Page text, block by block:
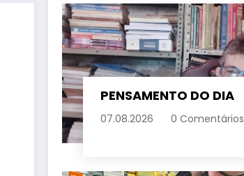
PENSAMENTO DO DIA
07.08.2026 0 Comentários